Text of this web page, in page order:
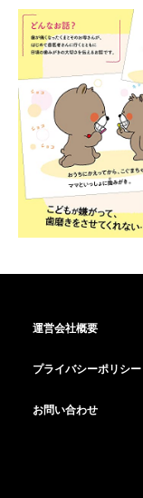
運営会社概要
プライバシーポリシー
お問い合わせ